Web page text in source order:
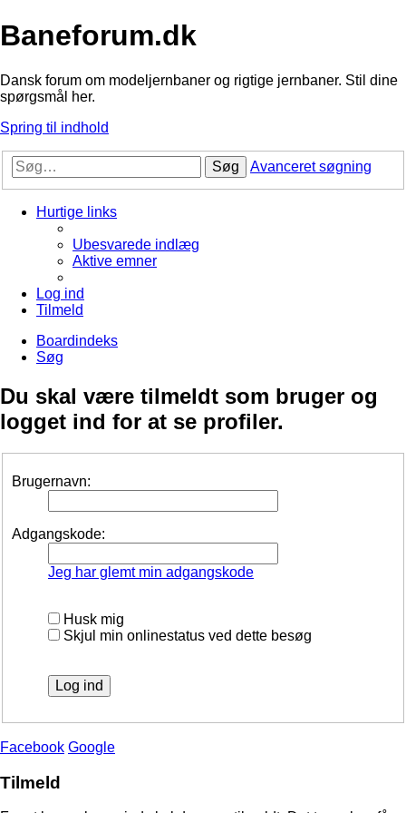
Baneforum.dk
Dansk forum om modeljernbaner og rigtige jernbaner. Stil dine
spørgsmål her.
Spring til indhold
Søg Avanceret søgning
Hurtige links
Ubesvarede indlæg
Aktive emner
Log ind
Tilmeld
Boardindeks
Søg
Du skal være tilmeldt som bruger og
logget ind for at se profiler.
Brugernavn:
Adgangskode:
Jeg har glemt min adgangskode
Husk mig
Skjul min onlinestatus ved dette besøg
Facebook Google
Tilmeld